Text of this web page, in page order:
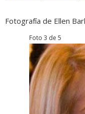
Fotografía de Ellen
Foto 3 de 5